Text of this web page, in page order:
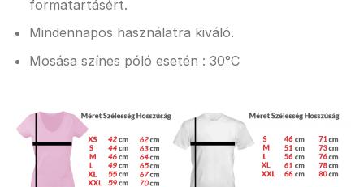
formatartásért.
Mindennapos használatra kiváló.
Mosása színes póló esetén : 30°C